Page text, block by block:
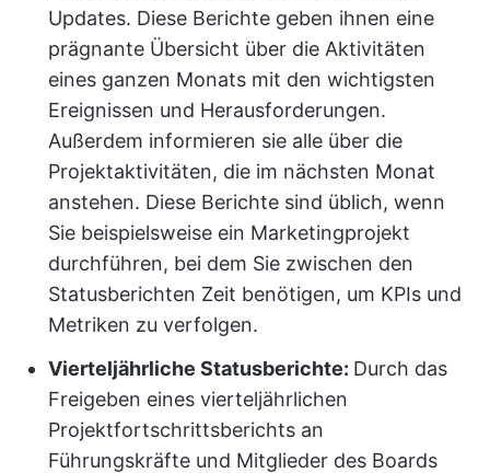
Updates. Diese Berichte geben ihnen eine
prägnante Übersicht über die Aktivitäten
eines ganzen Monats mit den wichtigsten
Ereignissen und Herausforderungen.
Außerdem informieren sie alle über die
Projektaktivitäten, die im nächsten Monat
anstehen. Diese Berichte sind üblich, wenn
Sie beispielsweise ein Marketingprojekt
durchführen, bei dem Sie zwischen den
Statusberichten Zeit benötigen, um KPIs und
Metriken zu verfolgen.
Vierteljährliche Statusberichte: Durch das
Freigeben eines vierteljährlichen
Projektfortschrittsberichts an
Führungskräfte und Mitglieder des Boards